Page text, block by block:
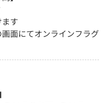
す
面にてオンラインフラグ